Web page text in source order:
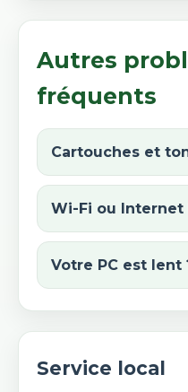
Autres
fréquents
Cartouches et
Wi-Fi ou Internet
Votre PC est lent
Service local